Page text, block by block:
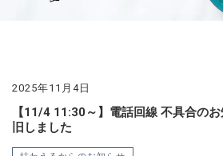
2025年11月4日
【11/4 11:30～】電話回線 不具合の
旧しました